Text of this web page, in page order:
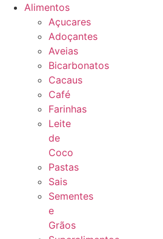
Alimentos
Açucares
Adoçantes
Aveias
Bicarbonatos
Cacaus
Café
Farinhas
Leite
de
Coco
Pastas
Sais
Sementes
e
Grãos